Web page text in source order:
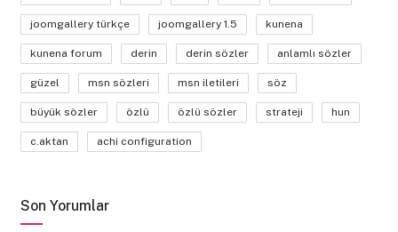
joomgallery türkçe joomgallery 1.5 kunena
kunena forum derin derin sözler anlamlı sözler
güzel msn sözleri msn iletileri söz
büyük sözler özlü özlü sözler strateji hun
c.aktan achi configuration
Son Yorumlar